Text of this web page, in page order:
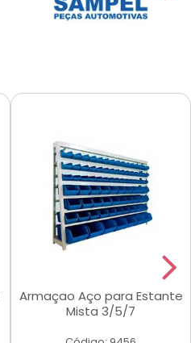
Armaçao Aço para Estante
Mista 3/5/7